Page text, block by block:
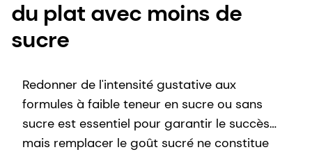
du plat avec moins de
sucre
Redonner de l'intensité gustative aux
formules à faible teneur en sucre ou sans
sucre est essentiel pour garantir le succès…
mais remplacer le goût sucré ne constitue